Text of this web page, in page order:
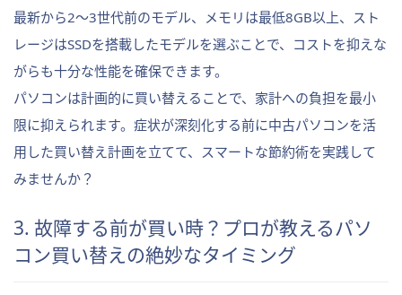
最新から2〜3世代前のモデル、メモリは最低8GB以上、スト
レージはSSDを搭載したモデルを選ぶことで、コストを抑えな
がらも十分な性能を確保できます。
パソコンは計画的に買い替えることで、家計への負担を最小
限に抑えられます。症状が深刻化する前に中古パソコンを活
用した買い替え計画を立てて、スマートな節約術を実践して
みませんか？
3. 故障する前が買い時？プロが教えるパソ
コン買い替えの絶妙なタイミング